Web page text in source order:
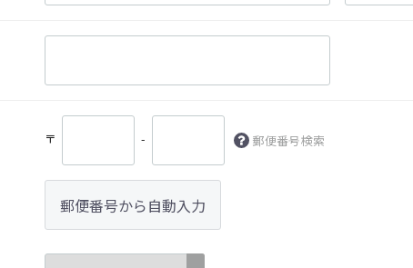
〒 - 郵便番号検索
郵便番号から自動入力